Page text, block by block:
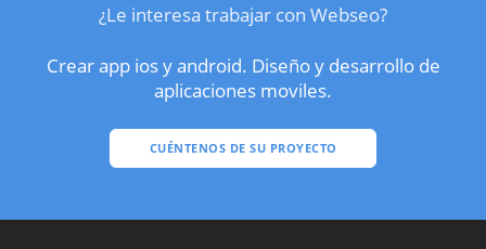
¿Le interesa trabajar con Webseo?
Crear app ios y android. Diseño y desarrollo de
aplicaciones moviles.
CUÉNTENOS DE SU PROYECTO